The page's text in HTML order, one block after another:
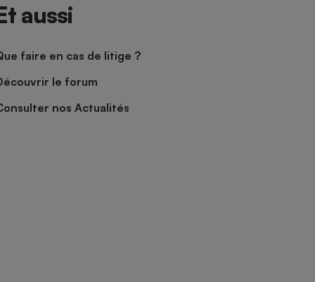
aussi
faire en cas de litige ?
le forum
nos Actualités